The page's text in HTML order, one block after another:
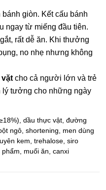
giòn. Kết cấu bánh
ngay từ miếng đầu tiên.
rất dễ ăn. Khi thưởng
no nhẹ nhưng không
vặt cho cả người lớn và trẻ
lý tưởng cho những ngày
dầu thực vật, đường
ngô, shortening, men dùng
kem, trehalose, siro
muối ăn, canxi